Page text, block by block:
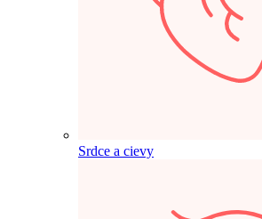
Srdce a cievy